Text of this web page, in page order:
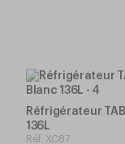
Réfrigérateur
136L
Réf. XC87